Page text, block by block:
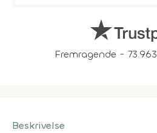
Fremragende -
Beskrivelse